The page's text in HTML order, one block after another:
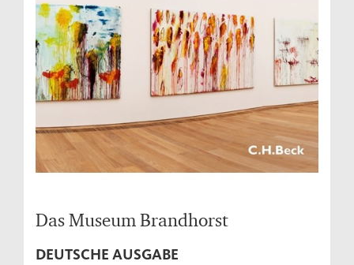
Das Museum Brandhorst
DEUTSCHE AUSGABE